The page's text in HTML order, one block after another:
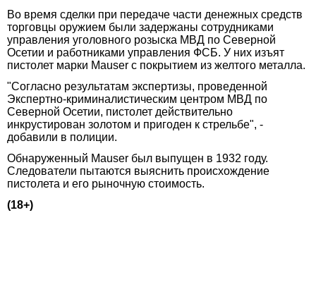
Во время сделки при передаче части денежных средств
торговцы оружием были задержаны сотрудниками
управления уголовного розыска МВД по Северной
Осетии и работниками управления ФСБ. У них изъят
пистолет марки Mauser с покрытием из желтого металла.
"Согласно результатам экспертизы, проведенной
Экспертно-криминалистическим центром МВД по
Северной Осетии, пистолет действительно
инкрустирован золотом и пригоден к стрельбе", -
добавили в полиции.
Обнаруженный Mauser был выпущен в 1932 году.
Следователи пытаются выяснить происхождение
пистолета и его рыночную стоимость.
(18+)